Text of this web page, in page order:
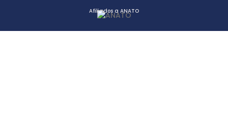
Afiliados a ANATO